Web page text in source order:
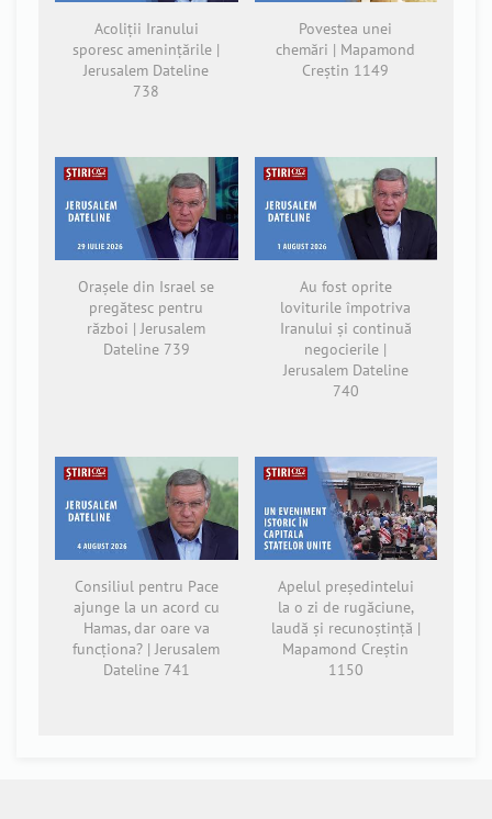
Acoliții Iranului
sporesc amenințările |
Jerusalem Dateline
738
Povestea unei
chemări | Mapamond
Creștin 1149
Orașele din Israel se
pregătesc pentru
război | Jerusalem
Dateline 739
Au fost oprite
loviturile împotriva
Iranului și continuă
negocierile |
Jerusalem Dateline
740
Consiliul pentru Pace
ajunge la un acord cu
Hamas, dar oare va
funcționa? | Jerusalem
Dateline 741
Apelul președintelui
la o zi de rugăciune,
laudă și recunoștință |
Mapamond Creștin
1150